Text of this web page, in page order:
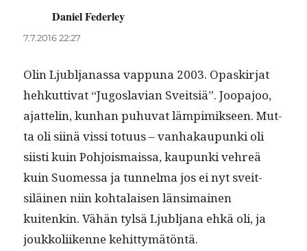
Daniel Federley
7.7.2016 22:27
Olin Ljubl­janas­sa vap­puna 2003. Opaskir­jat
hehkut­ti­vat “Jugosla­vian Sveit­siä”. Joopa­joo,
ajat­telin, kun­han puhu­vat lämpimik­seen. Mut­
ta oli siinä vis­si totu­us – van­hakaupun­ki oli
siisti kuin Pohjo­is­mais­sa, kaupun­ki vehreä
kuin Suomes­sa ja tun­nel­ma jos ei nyt sveit­
siläi­nen niin kohta­laisen län­si­mainen
kuitenkin. Vähän tyl­sä Ljubl­jana ehkä oli, ja
joukkoli­ikenne kehittymätöntä.